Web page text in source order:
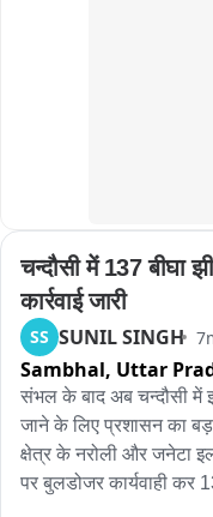
बाइट-1: छोटूसिंह भाटी,
बाइट-2: अनुपमा जोरवाल,
चन्दौसी में 137 बीघा
कार्रवाई जारी
SS SUNIL SINGH
Sambhal, Uttar
संभल के बाद अब चन्दौसी में
जाने के लिए प्रशासन का
क्षेत्र के नरोली और जनेटा
पर बुलडोजर कार्यवाही कर